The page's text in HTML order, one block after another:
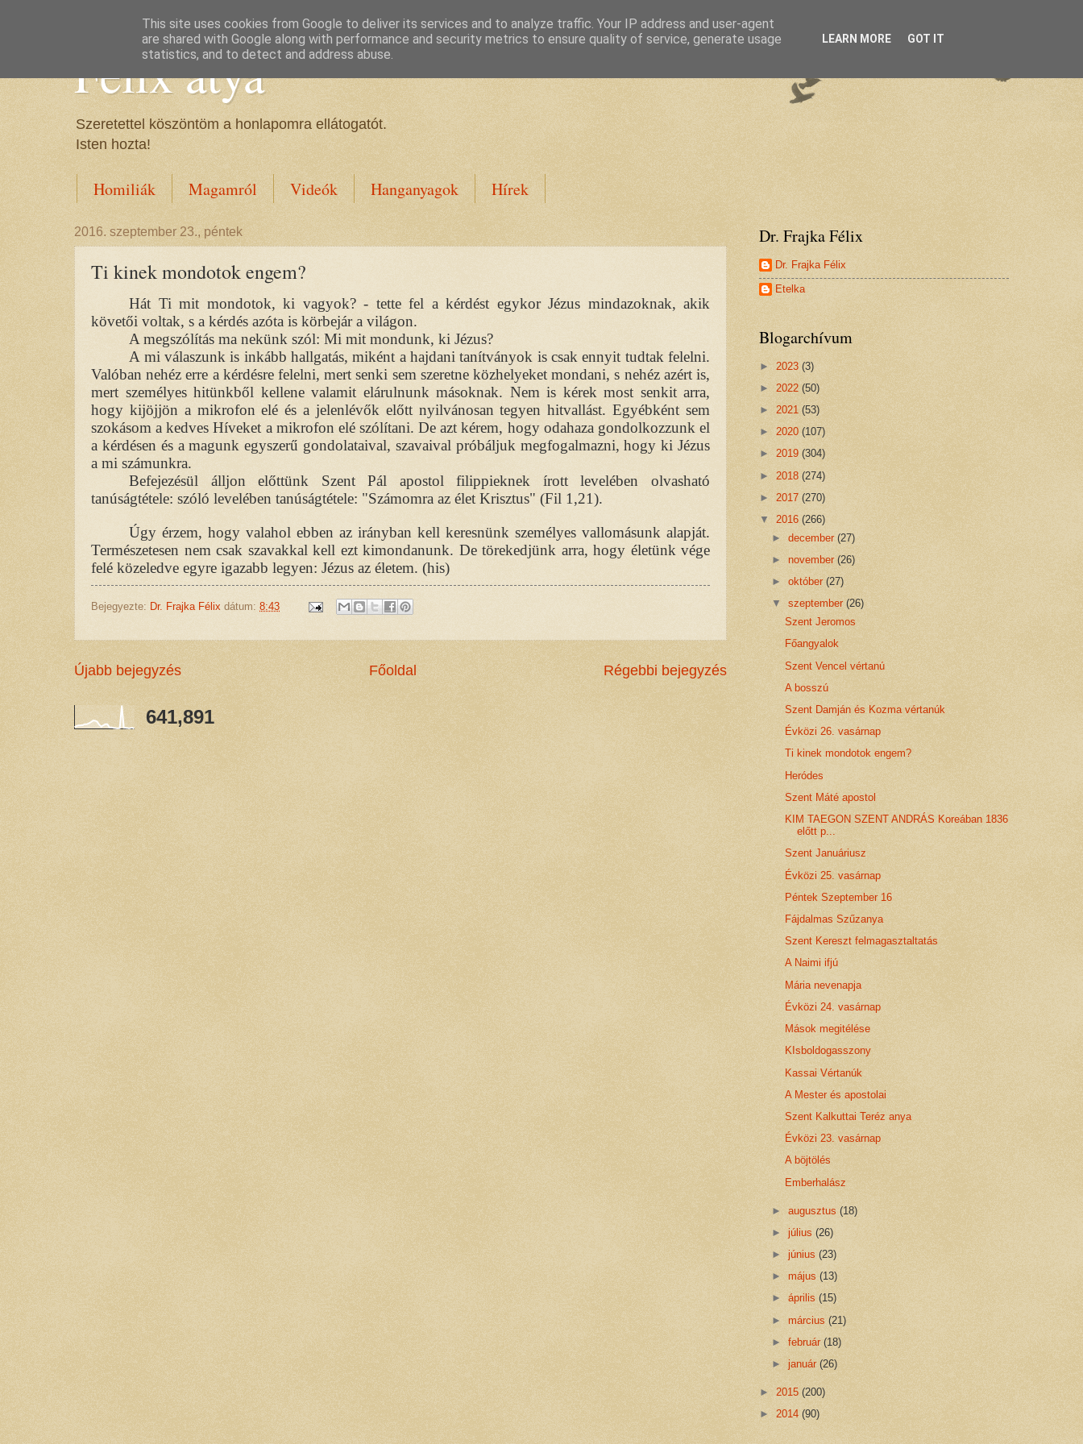
Félix atya
Szeretettel köszöntöm a honlapomra ellátogatót.
Isten hozta!
Homiliák Magamról Videók Hanganyagok Hírek
2016. szeptember 23., péntek
Ti kinek mondotok engem?
Hát Ti mit mondotok, ki vagyok? - tette fel a kérdést egykor Jézus mindazoknak, akik
követői voltak, s a kérdés azóta is körbejár a világon.
A megszólítás ma nekünk szól: Mi mit mondunk, ki Jézus?
A mi válaszunk is inkább hallgatás, miként a hajdani tanítványok is csak ennyit tudtak felelni.
Valóban nehéz erre a kérdésre felelni, mert senki sem szeretne közhelyeket mondani, s nehéz azért is,
mert személyes hitünkből kellene valamit elárulnunk másoknak. Nem is kérek most senkit arra,
hogy kijöjjön a mikrofon elé és a jelenlévők előtt nyilvánosan tegyen hitvallást. Egyébként sem
szokásom a kedves Híveket a mikrofon elé szólítani. De azt kérem, hogy odahaza gondolkozzunk el
a kérdésen és a magunk egyszerű gondolataival, szavaival próbáljuk megfogalmazni, hogy ki Jézus
a mi számunkra.
Befejezésül álljon előttünk Szent Pál apostol filippieknek írott levelében olvasható
tanúságtétele: szóló levelében tanúságtétele: "Számomra az élet Krisztus" (Fil 1,21).
Úgy érzem, hogy valahol ebben az irányban kell keresnünk személyes vallomásunk alapját.
Természetesen nem csak szavakkal kell ezt kimondanunk. De törekedjünk arra, hogy életünk vége
felé közeledve egyre igazabb legyen: Jézus az életem. (his)
Bejegyezte: Dr. Frajka Félix dátum: 8:43
Újabb bejegyzés Régebbi bejegyzés
Főoldal
641,891
Dr. Frajka Félix
Dr. Frajka Félix
Etelka
Blogarchívum
► 2023 (3)
► 2022 (50)
► 2021 (53)
► 2020 (107)
► 2019 (304)
► 2018 (274)
► 2017 (270)
▼ 2016 (266)
►december(27)
►november(26)
►október(27)
▼szeptember(26)
Szent Jeromos
Főangyalok
Szent Vencel vértanú
A bosszú
Szent Damján és Kozma vértanúk
Évközi 26. vasárnap
Ti kinek mondotok engem?
Heródes
Szent Máté apostol
KIM TAEGON SZENT ANDRÁS Koreában 1836
előtt p...
Szent Januáriusz
Évközi 25. vasárnap
Péntek Szeptember 16
Fájdalmas Szűzanya
Szent Kereszt felmagasztaltatás
A Naimi ifjú
Mária nevenapja
Évközi 24. vasárnap
Mások megitélése
KIsboldogasszony
Kassai Vértanúk
A Mester és apostolai
Szent Kalkuttai Teréz anya
Évközi 23. vasárnap
A böjtölés
Emberhalász
►augusztus(18)
► július(26)
►június(23)
►május(13)
►április(15)
►március(21)
►február(18)
►január(26)
► 2015 (200)
► 2014 (90)
This site uses cookies from Google to deliver its services and to analyze traffic. Your IP address and user-agent
are shared with Google along with performance and security metrics to ensure quality of service, generate usage
statistics, and to detect and address abuse.
LEARN MORE GOT IT